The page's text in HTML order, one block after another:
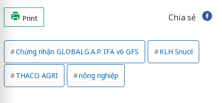
Print Chia sẻ
Chứng nhận GLOBALG.A.P. IFA v6 GFS KLH Snuol
THACO AGRI nông nghiệp